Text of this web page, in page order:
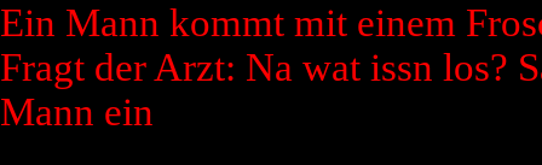
Ein Mann kommt mit einem
Fragt der Arzt: Na wat issn los?
Mann ein